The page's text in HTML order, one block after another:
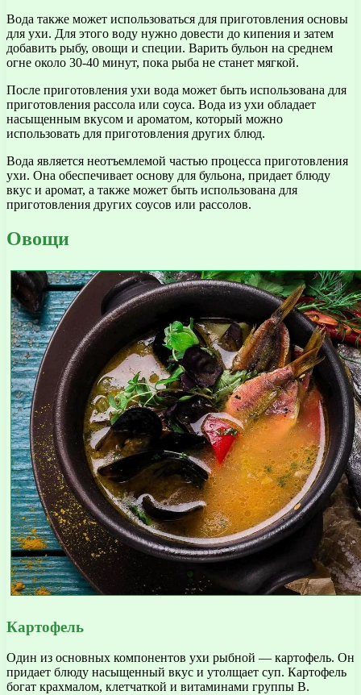
Вода также может использоваться для приготовления основы
для ухи. Для этого воду нужно довести до кипения и затем
добавить рыбу, овощи и специи. Варить бульон на среднем
огне около 30-40 минут, пока рыба не станет мягкой.
После приготовления ухи вода может быть использована для
приготовления рассола или соуса. Вода из ухи обладает
насыщенным вкусом и ароматом, который можно
использовать для приготовления других блюд.
Вода является неотъемлемой частью процесса приготовления
ухи. Она обеспечивает основу для бульона, придает блюду
вкус и аромат, а также может быть использована для
приготовления других соусов или рассолов.
Овощи
Картофель
Один из основных компонентов ухи рыбной — картофель. Он
придает блюду насыщенный вкус и утолщает суп. Картофель
богат крахмалом, клетчаткой и витаминами группы В.